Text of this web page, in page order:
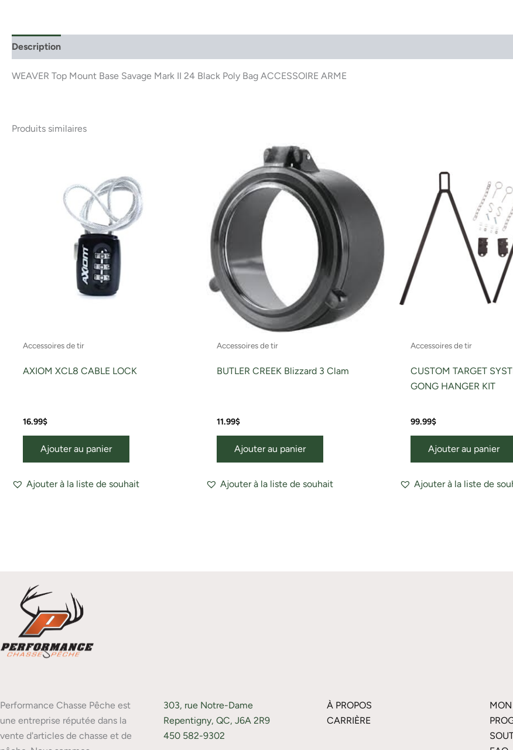
Description
WEAVER Top Mount Base Savage Mark II 24 Black Poly Bag ACCESSOIRE ARME
Produits similaires
Accessoires de tir
AXIOM XCL8 CABLE LOCK
16.99$
Ajouter au panier
Ajouter à la liste de souhait
Accessoires de tir
BUTLER CREEK Blizzard 3 Clam
11.99$
Ajouter au panier
Ajouter à la liste de souhait
Accessoires de tir
CUSTOM TARGET
GONG HANGER KIT
99.99$
Ajouter au panier
Ajouter à la liste de
Performance Chasse Pêche est
une entreprise réputée dans la
vente d'articles de chasse et de
303, rue Notre-Dame
Repentigny, QC, J6A 2R9
450 582-9302
À PROPOS
CARRIÈRE